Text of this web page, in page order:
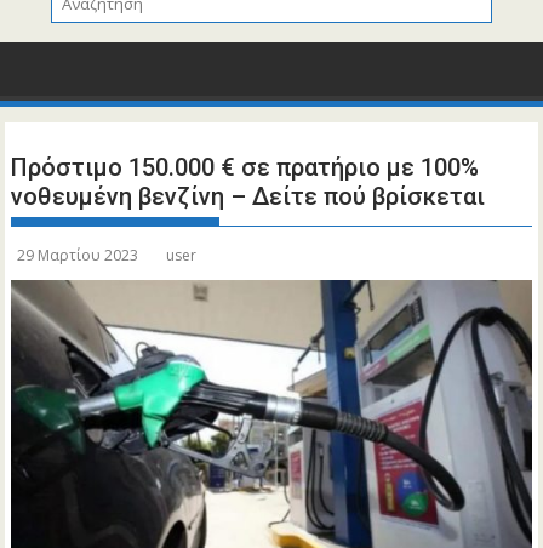
Πρόστιμο 150.000 € σε πρατήριο με 100%
νοθευμένη βενζίνη – Δείτε πού βρίσκεται
29 Μαρτίου 2023 user